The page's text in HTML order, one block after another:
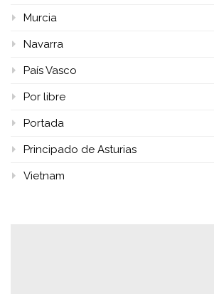
Murcia
Navarra
País Vasco
Por libre
Portada
Principado de Asturias
Vietnam